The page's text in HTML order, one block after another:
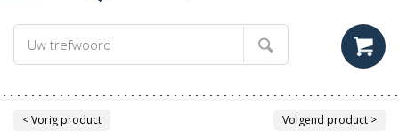
< Vorig product Volgend product >